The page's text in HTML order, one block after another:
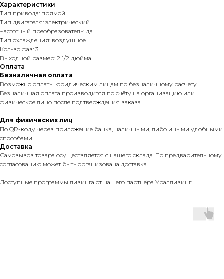
Характеристики
Тип привода: прямой
Тип двигателя: электрический
Частотный преобразователь: да
Тип охлаждения: воздушное
Кол-во фаз: 3
Выходной размер: 2 1/2 дюйма
Оплата
Безналичная оплата
Возможно оплаты юридическим лицам по безналичному расчету.
Безналичная оплата производится по счёту на организацию или
физическое лицо после подтверждения заказа.
Для физических лиц
По QR-коду через приложение банка, наличными, либо иными удобными
способами.
Доставка
Самовывоз товара осуществляется с нашего склада. По предварительному
согласованию может быть организована доставка.
Доступные программы лизинга от нашего партнёра Ураллизинг.